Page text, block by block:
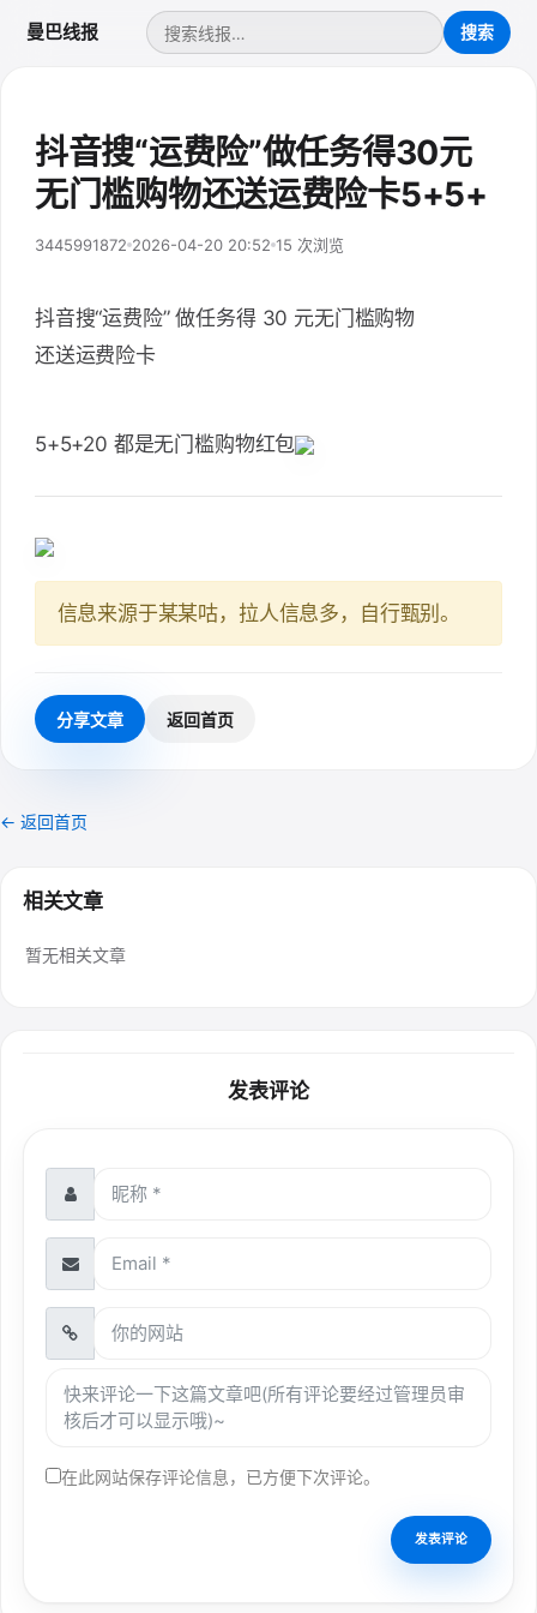
曼巴线报
抖音搜“运费险”做任务得30元
无门槛购物还送运费险卡5+5+
3445991872 2026-04-20 20:52 15 次浏览
抖音搜“运费险” 做任务得 30 元无门槛购物
还送运费险卡
5+5+20 都是无门槛购物红包
信息来源于某某咕，拉人信息多，自行甄别。
分享文章 返回首页
← 返回首页
相关文章
暂无相关文章
发表评论
在此网站保存评论信息，已方便下次评论。